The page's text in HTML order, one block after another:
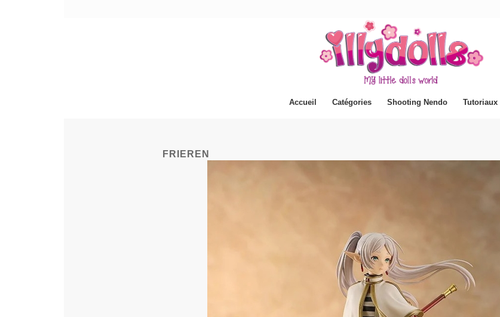
Accueil Catégories Shooting Nendo Tutoriaux
FRIEREN